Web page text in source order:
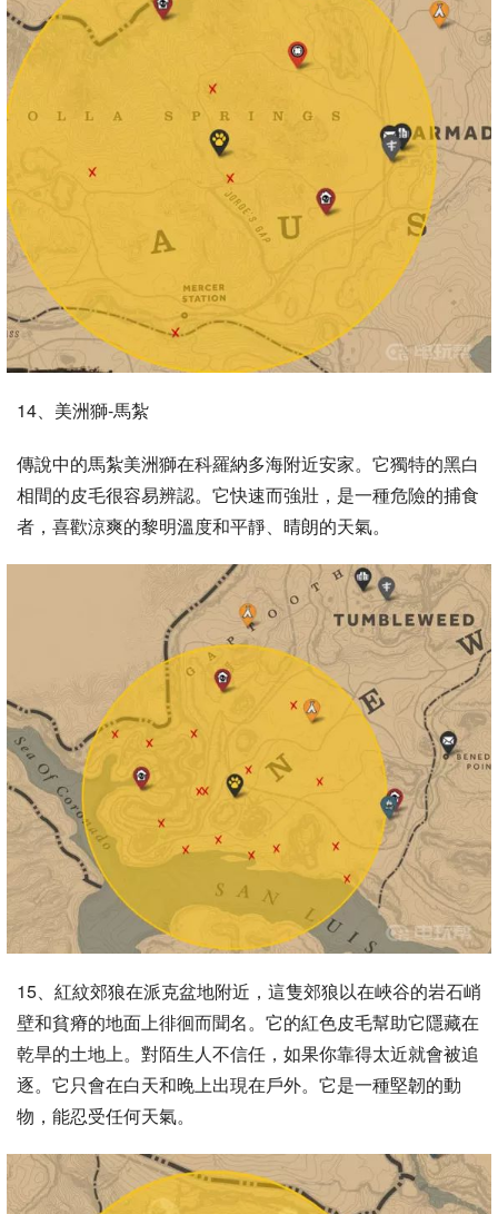
14、美洲獅-馬紮
傳說中的馬紮美洲獅在科羅納多海附近安家。它獨特的黑白
相間的皮毛很容易辨認。它快速而強壯，是一種危險的捕食
者，喜歡涼爽的黎明溫度和平靜、晴朗的天氣。
15、紅紋郊狼在派克盆地附近，這隻郊狼以在峽谷的岩石峭
壁和貧瘠的地面上徘徊而聞名。它的紅色皮毛幫助它隱藏在
乾旱的土地上。對陌生人不信任，如果你靠得太近就會被追
逐。它只會在白天和晚上出現在戶外。它是一種堅韌的動
物，能忍受任何天氣。